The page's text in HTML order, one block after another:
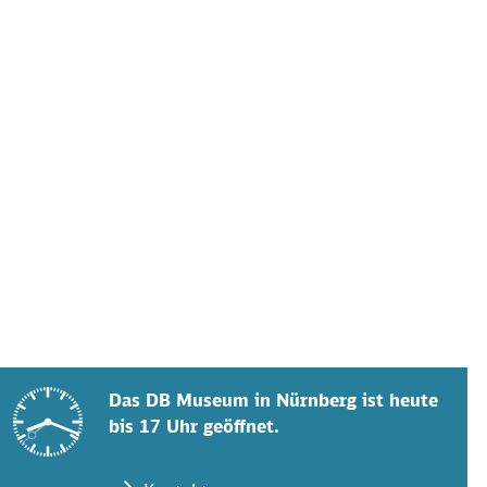
Das DB Museum in Nürnberg ist heute
bis 17 Uhr geöffnet.